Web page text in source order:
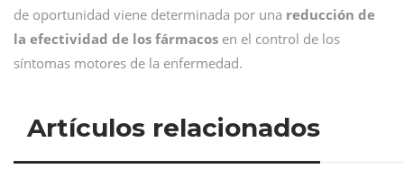
de oportunidad viene determinada por una reducción de
la efectividad de los fármacos en el control de los
síntomas motores de la enfermedad.
Artículos relacionados